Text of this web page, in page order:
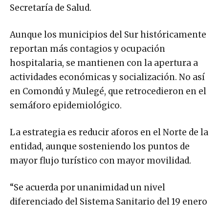
Secretaría de Salud.
Aunque los municipios del Sur históricamente
reportan más contagios y ocupación
hospitalaria, se mantienen con la apertura a
actividades económicas y socialización. No así
en Comondú y Mulegé, que retrocedieron en el
semáforo epidemiológico.
La estrategia es reducir aforos en el Norte de la
entidad, aunque sosteniendo los puntos de
mayor flujo turístico con mayor movilidad.
“Se acuerda por unanimidad un nivel
diferenciado del Sistema Sanitario del 19 enero